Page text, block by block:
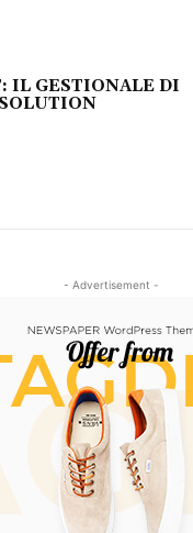
IL GESTIONALE DI
- Advertisement -